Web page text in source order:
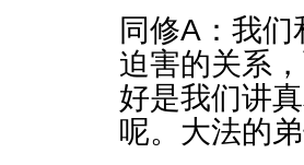
同修A：我
迫害的关系
好是我们讲
呢。大法的